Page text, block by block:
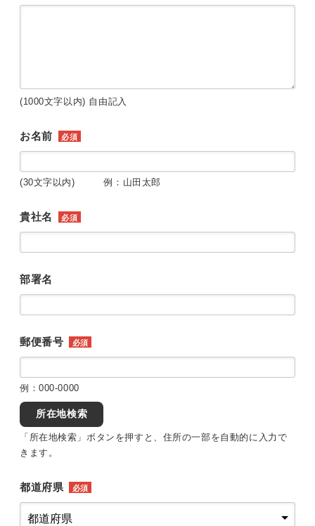
(1000文字以内) 自由記入
お名前 必須
(30文字以内) 例：山田太郎
貴社名 必須
部署名
郵便番号 必須
例：000-0000
所在地検索
「所在地検索」ボタンを押すと、住所の一部を自動的に入力で
きます。
都道府県 必須